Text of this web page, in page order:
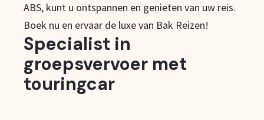
ABS, kunt u ontspannen en genieten van uw reis.
Boek nu en ervaar de luxe van Bak Reizen!
Specialist in
groepsvervoer met
touringcar